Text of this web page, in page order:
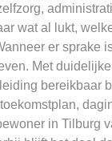
wat al lukt,
er sprake
Met
bereikbaar
in Tilburg